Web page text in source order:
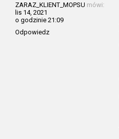
ZARAZ_KLIENT_MOPSU mówi:
lis 14, 2021
o godzinie 21:09
Odpowiedz